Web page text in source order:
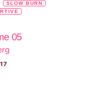
SLOW BURN
05